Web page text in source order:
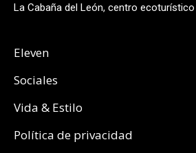
La Cabaña del León, centro
Eleven
Sociales
Vida & Estilo
Política de privacidad